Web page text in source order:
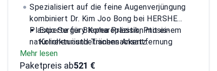
Spezialisiert auf die feine Augenverjüngung
kombiniert Dr. Kim Joo Bong bei HERSHE
Plastic Surgery Korea Präzision mit einem
natürlichen ästhetischen Ansatz.
Experte für Blepharoplastik, Ptosis-
Korrektur und Tränensackentfernung
Professor an der Yonsei University College
of Medicine
Mehr lesen
Paketpreis ab521 €